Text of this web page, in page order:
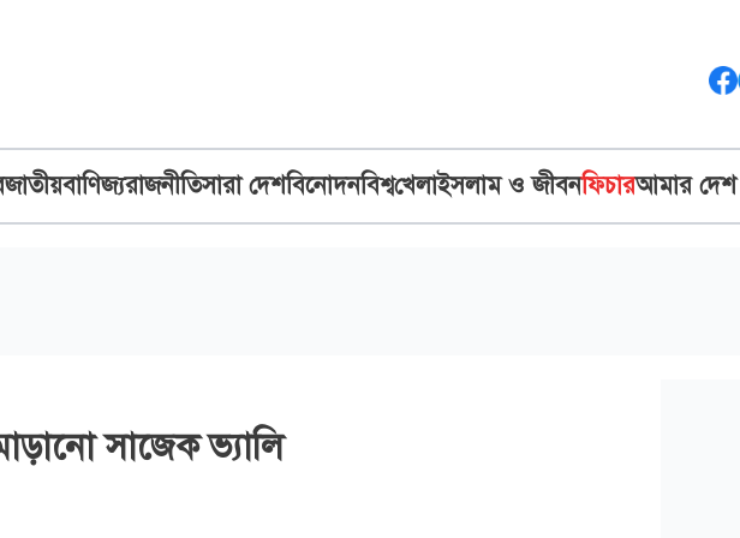
জাতীয়বাণিজ্যরাজনীতিসারা দেশবিনোদনবিশ্বখেলাইসলাম ও জীবনফিচারআমার দেশ
সাজেক ভ্যালি